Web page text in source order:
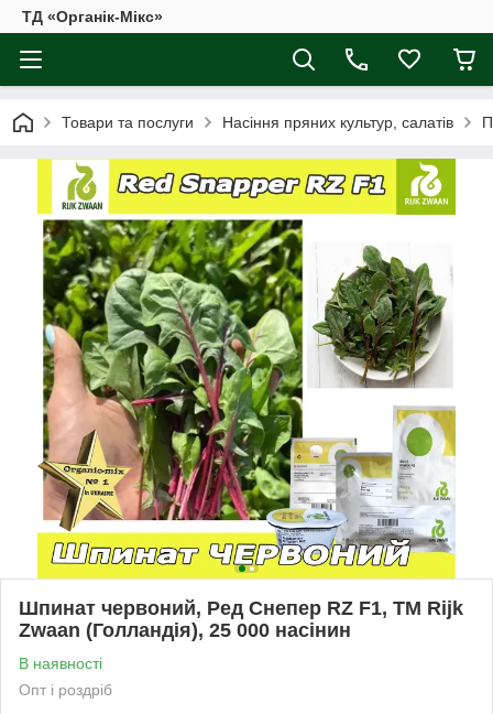
ТД «Органік-Мікс»
Товари та послуги Насіння пряних культур, салатів
Шпинат червоний, Ред Снепер RZ F1, ТМ Rijk
Zwaan (Голландія), 25 000 насінин
В наявності
Опт і роздріб